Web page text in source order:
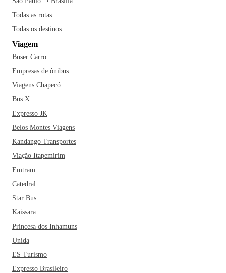
visitar em qualquer época do ano. Uma característica fofa
animal muito conhecido na região sul do Brasil: a capivara.
Os animais da espécie podem ser encontrados ao longo de
toda a margem do rio Tubarão e são muito queridos pelos
tubaronenses, então nada de mexer com eles! Ah, e ao
contrário do que muitos acreditam, a origem do nome da
cidade “Tubarão”, nada tem a ver com os animais que levam
Se você está planejando adquirir uma passagem para viajar
para Tubarão, não pode deixar de inserir o Cine Show, o
Hangar Pub, o Mr. Beer e o Museu Universitário Walter
Zumblick, na sua lista de lugares para conhecer. Dentre os
Ristorante e o Pier 29. E aí, partiu fazer as malas?
Todas as rotas
Todas os destinos
Viagem
Buser Carro
Empresas de ônibus
Viagens Chapecó
Bus X
Expresso JK
Belos Montes Viagens
Kandango Transportes
Viação Itapemirim
Emtram
Catedral
Star Bus
Kaissara
Princesa dos Inhamuns
Unida
ES Turismo
Expresso Brasileiro